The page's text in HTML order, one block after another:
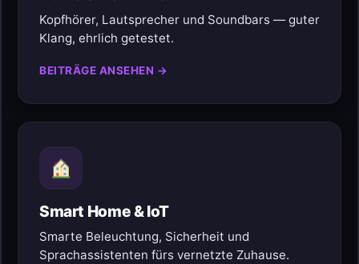
Kopfhörer, Lautsprecher und Soundbars — guter
Klang, ehrlich getestet.
BEITRÄGE ANSEHEN →
Smart Home & IoT
Smarte Beleuchtung, Sicherheit und
Sprachassistenten fürs vernetzte Zuhause.